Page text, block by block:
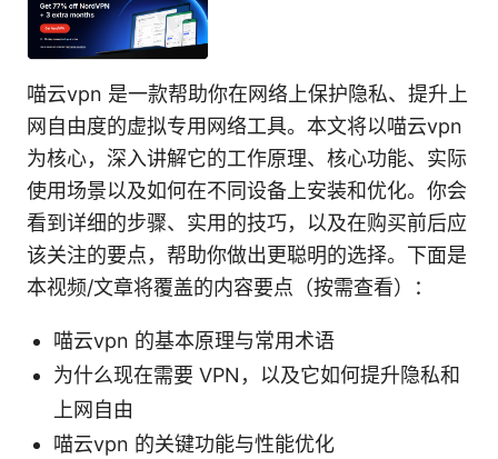
喵云vpn 是一款帮助你在网络上保护隐私、提升上
网自由度的虚拟专用网络工具。本文将以喵云vpn
为核心，深入讲解它的工作原理、核心功能、实际
使用场景以及如何在不同设备上安装和优化。你会
看到详细的步骤、实用的技巧，以及在购买前后应
该关注的要点，帮助你做出更聪明的选择。下面是
本视频/文章将覆盖的内容要点（按需查看）：
喵云vpn 的基本原理与常用术语
为什么现在需要 VPN，以及它如何提升隐私和
上网自由
喵云vpn 的关键功能与性能优化